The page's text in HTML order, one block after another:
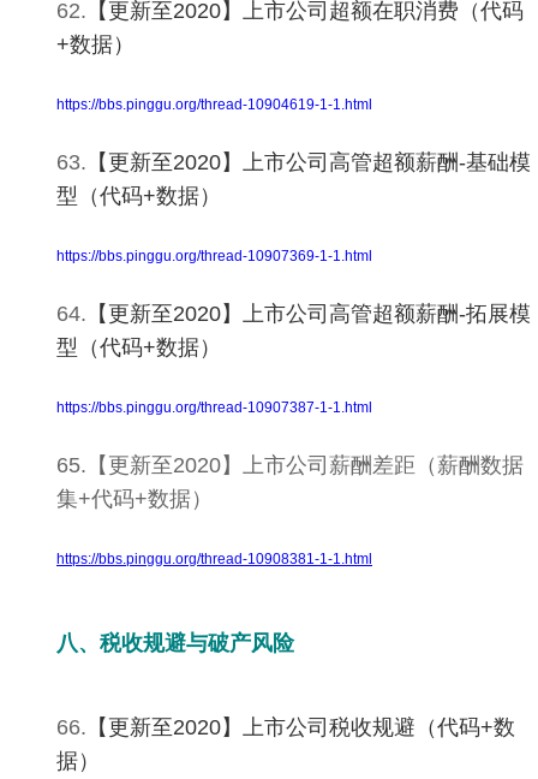
62. 【更新至2020】上市公司超额在职消费（代码
+数据）
https://bbs.pinggu.org/thread-10904619-1-1.html
63. 【更新至2020】上市公司高管超额薪酬-基础模
型（代码+数据）
https://bbs.pinggu.org/thread-10907369-1-1.html
64. 【更新至2020】上市公司高管超额薪酬-拓展模
型（代码+数据）
https://bbs.pinggu.org/thread-10907387-1-1.html
65.【更新至2020】上市公司薪酬差距（薪酬数据
集+代码+数据）
https://bbs.pinggu.org/thread-10908381-1-1.html
八、税收规避与破产风险
66. 【更新至2020】上市公司税收规避（代码+数
据）